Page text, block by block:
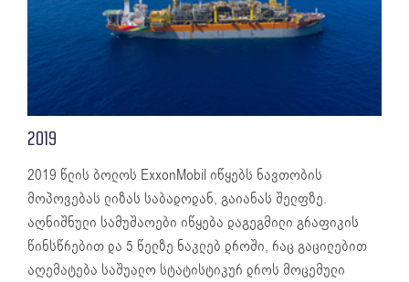
2019
2019 წლის ბოლოს ExxonMobil იწყებს ნავთობის
მოპოვებას ლიზას საბადოდან, გაიანას შელფზე.
აღნიშნული სამუშაოები იწყება დაგეგმილი გრაფიკის
წინსწრებით და 5 წელზე ნაკლებ დროში, რაც გაცილებით
აღემატება საშუალო სტატისტიკურ დროს მოცემული